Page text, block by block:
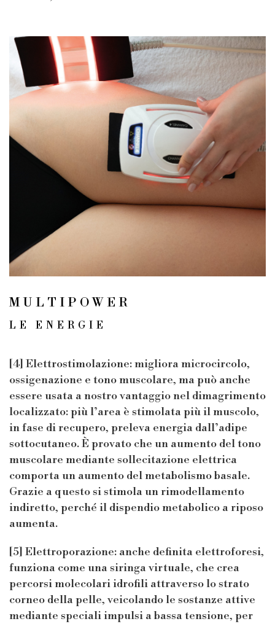
MULTIPOWER
LE ENERGIE
[4] Elettrostimolazione: migliora microcircolo,
ossigenazione e tono muscolare, ma può anche
essere usata a nostro vantaggio nel dimagrimento
localizzato: più l’area è stimolata più il muscolo,
in fase di recupero, preleva energia dall’adipe
sottocutaneo. È provato che un aumento del tono
muscolare mediante sollecitazione elettrica
comporta un aumento del metabolismo basale.
Grazie a questo si stimola un rimodellamento
indiretto, perché il dispendio metabolico a riposo
aumenta.
[5] Elettroporazione: anche definita elettroforesi,
funziona come una siringa virtuale, che crea
percorsi molecolari idrofili attraverso lo strato
corneo della pelle, veicolando le sostanze attive
mediante speciali impulsi a bassa tensione, per